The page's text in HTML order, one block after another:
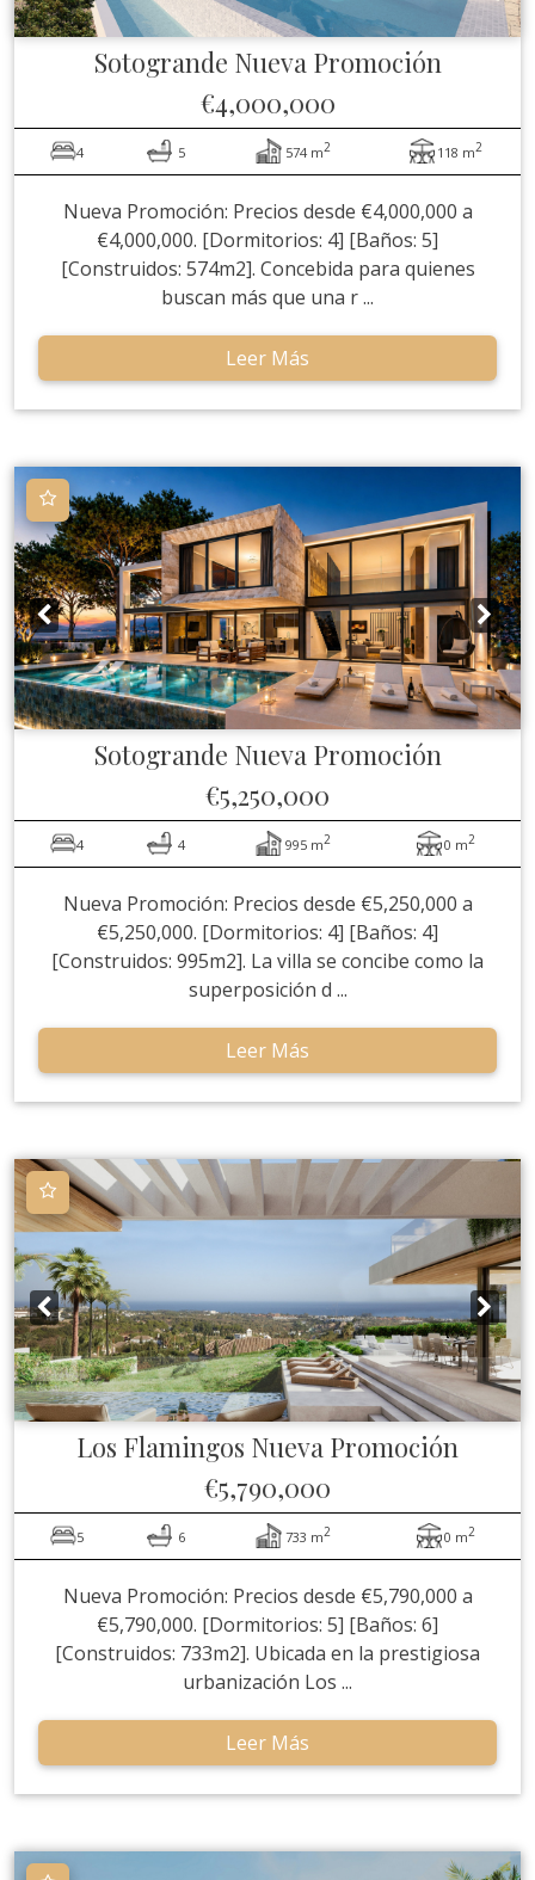
Sotogrande Nueva Promoción
€4,000,000
4 5 574 m2 118 m2
Nueva Promoción: Precios desde €4,000,000 a
€4,000,000. [Dormitorios: 4] [Baños: 5]
[Construidos: 574m2]. Concebida para quienes
buscan más que una r ...
Leer Más
Sotogrande Nueva Promoción
€5,250,000
4 4 995 m2 0 m2
Nueva Promoción: Precios desde €5,250,000 a
€5,250,000. [Dormitorios: 4] [Baños: 4]
[Construidos: 995m2]. La villa se concibe como la
superposición d ...
Leer Más
Los Flamingos Nueva Promoción
€5,790,000
5 6 733 m2 0 m2
Nueva Promoción: Precios desde €5,790,000 a
€5,790,000. [Dormitorios: 5] [Baños: 6]
[Construidos: 733m2]. Ubicada en la prestigiosa
urbanización Los ...
Leer Más